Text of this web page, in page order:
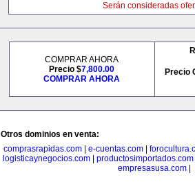
Serán consideradas
COMPRAR AHORA
Precio $7,800.00
COMPRAR AHORA
Precio
Otros dominios en venta:
comprasrapidas.com
e-cuentas.com
logisticaynegocios.com
productosimportados.com
empresasusa.com